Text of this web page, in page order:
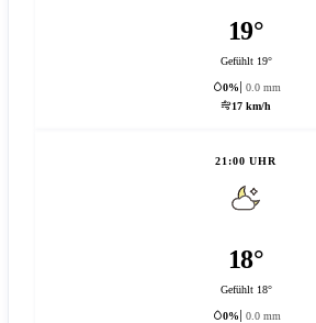
19°
Gefühlt 19°
0%
0.0 mm
17 km/h
21:00 UHR
18°
Gefühlt 18°
0%
0.0 mm